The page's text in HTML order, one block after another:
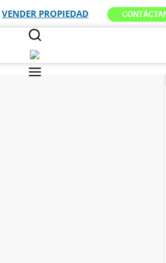
VENDER PROPIEDAD